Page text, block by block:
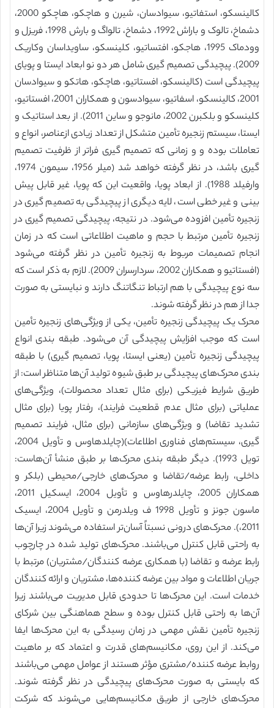
کالینسکو، استفاتیو، سیوادسان، شیرن و هاچکو، هاچکو 2000،
دشماخ، تالوک و باراش 1992، دشماخ، تالواگ و بارش 1998، فریزل و
وودماک 1995، هاجکو، افتساتیو، کلینسکو، ساویداسان وکاریک
2009). پیچیدگی تصمیم گیری شامل هر دو نو ابعاد ایستا و پویای
پیچیدگی است (کالینسکو، افستاتیو، هاچکو، هاتکو و سیوادسان
2001، کالینسکو، اسفاتیو، سیوادسون و همکاران 2001، افستاتیو،
کلینسکو و بلکبرن 2002، مانوجو و ساین 2011). از بعد استاتیک و
ایستا، سیستم زنجیره تأمین متشکل از تعداد زیادی ازعناصر، انواع و
تعاملات بوده و و زمانی که تصمیم گیری فراتر از ظرفیت تصمیم
گیری باشد، در نظر گرفته خواهد شد (میلر 1956، سیمون 1974،
وارفیلد 1988). از ابعاد پویا، واقعیت این که پویا، غیر قابل پیش
بینی و غیر خطی است، لایه دیگری از پیچیدگی به تصمیم گیری در
زنجیره تأمین افزوده می‌شود. در نتیجه، پیچیدگی تصمیم گیری در
زنجیره تأمین مرتبط با حجم و ماهیت اطلاعاتی است که در زمان
انجام تصمیمات مربوط به زنجیره تأمین در نظر گرفته می‌شود
(افستاتیو و همکاران 2002، سردارسران 2009). لازم به ذکر است که
سه نوع پیچیدگی با هم ارتباط تنگاتنگ دارند و نبایستی به صورت
جدا از هم در نظر گرفته شوند.
محرک یک پیچیدگی زنجیره تأمین، یکی از ویژگی‌های زنجیره تأمین
است که موجب افزایش پیچیدگی آن می‌شود. طبقه بندی انواع
پیچیدگی زنجیره تأمین (یعنی ایستا، پویا، تصمیم گیری) با طبقه
بندی محرک‌های پیچیدگی بر طبق شیوه تولید آن‌ها متناظر است: از
طریق شرایط فیزیکی (برای مثال تعداد محصولات)، ویژگی‌های
عملیاتی (برای مثال عدم قطعیت فرایند)، رفتار پویا (برای مثال
تشدید تقاضا) و ویژگی‌های سازمانی (برای مثال، فرایند تصمیم
گیری، سیستم‌های فناوری اطلاعات)(چایلدهاوس و تأویل 2004،
تویل 1993). دیگر طبقه بندی محرک‌ها بر طبق منشأ آن‌هاست:
داخلی، رابط عرضه/تقاضا و محرک‌های خارجی/محیطی (بلکر و
همکاران 2005، چایلدرهاوس و تأویل 2004، ایسکیل 2011،
ماسون جونز و تأویل 1998 ف ویلدرمن و تأویل 2004، ایسیک
2011،). محرک‌های درونی نسبتاً آسان‌تر استفاده می‌شوند زیرا آن‌ها
به راحتی قابل کنترل می‌باشند. محرک‌های تولید شده در چارچوب
رابط عرضه و تقاضا (با همکاری عرضه کنندگان/مشتریان) مرتبط با
جریان اطلاعات و مواد بین عرضه کننده‌ها، مشتریان و ارائه کنندگان
خدمات است. این محرک‌ها تا حدودی قابل مدیریت می‌باشند زیرا
آن‌ها به راحتی قابل کنترل بوده و سطح هماهنگی بین شرکای
زنجیره تأمین نقش مهمی در زمان رسیدگی به این محرک‌ها ایفا
می‌کند. از این روی، مکانیسم‌های قدرت و اعتماد که بر ماهیت
روابط عرضه کننده/مشتری مؤثر هستند از عوامل مهمی می‌باشند
که بایستی به صورت محرک‌های پیچیدگی در نظر گرفته شوند.
محرک‌های خارجی از طریق مکانیسم‌هایی می‌شوند که شرکت